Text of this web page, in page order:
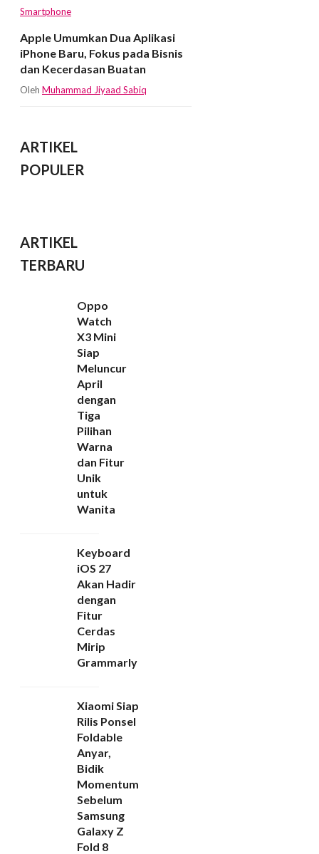
Smartphone
Apple Umumkan Dua Aplikasi
iPhone Baru, Fokus pada Bisnis
dan Kecerdasan Buatan
Oleh Muhammad Jiyaad Sabiq
ARTIKEL
POPULER
ARTIKEL
TERBARU
Oppo
Watch
X3 Mini
Siap
Meluncur
April
dengan
Tiga
Pilihan
Warna
dan Fitur
Unik
untuk
Wanita
Keyboard
iOS 27
Akan Hadir
dengan
Fitur
Cerdas
Mirip
Grammarly
Xiaomi Siap
Rilis Ponsel
Foldable
Anyar,
Bidik
Momentum
Sebelum
Samsung
Galaxy Z
Fold 8